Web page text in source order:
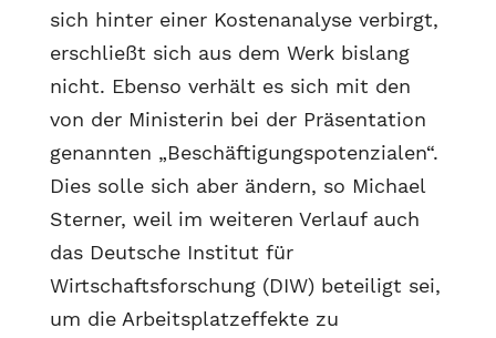
sich hinter einer Kostenanalyse verbirgt,
erschließt sich aus dem Werk bislang
nicht. Ebenso verhält es sich mit den
von der Ministerin bei der Präsentation
genannten „Beschäftigungspotenzialen“.
Dies solle sich aber ändern, so Michael
Sterner, weil im weiteren Verlauf auch
das Deutsche Institut für
Wirtschaftsforschung (DIW) beteiligt sei,
um die Arbeitsplatzeffekte zu